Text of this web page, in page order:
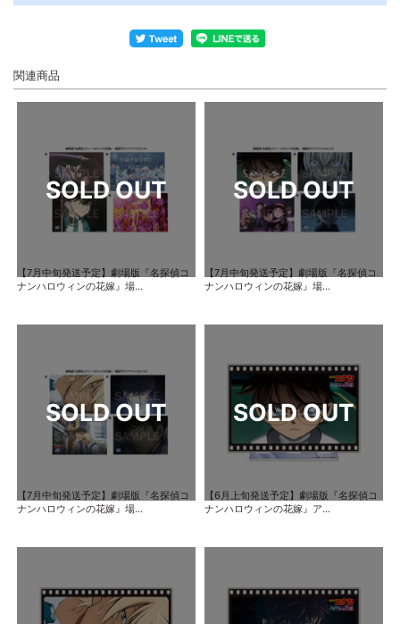
関連商品
【7月中旬発送予定】劇場版『名探偵コ
ナンハロウィンの花嫁』場...
【7月中旬発送予定】劇場版『名探偵コ
ナンハロウィンの花嫁』場...
【7月中旬発送予定】劇場版『名探偵コ
ナンハロウィンの花嫁』場...
【6月上旬発送予定】劇場版『名探偵コ
ナンハロウィンの花嫁』ア...